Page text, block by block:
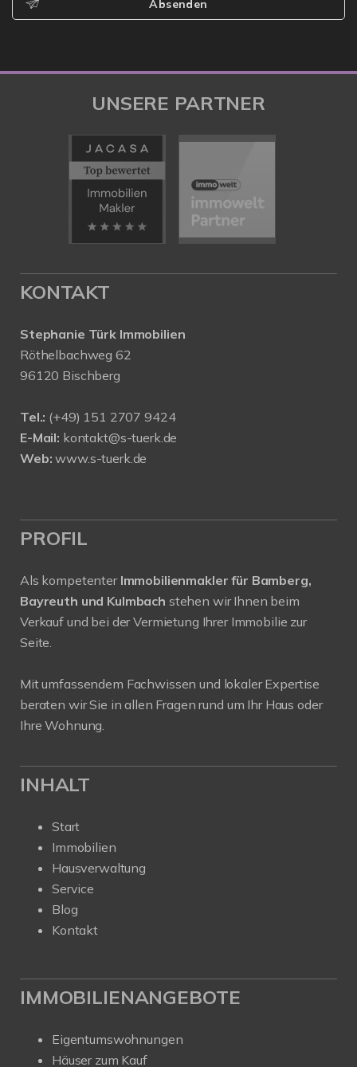
Absenden
UNSERE PARTNER
KONTAKT
Stephanie Türk Immobilien
Röthelbachweg 62
96120 Bischberg
Tel.: (+49) 151 2707 9424
E-Mail: kontakt@s-tuerk.de
Web: www.s-tuerk.de
PROFIL
Als kompetenter Immobilienmakler für Bamberg,
Bayreuth und Kulmbach stehen wir Ihnen beim
Verkauf und bei der Vermietung Ihrer Immobilie zur
Seite.
Mit umfassendem Fachwissen und lokaler Expertise
beraten wir Sie in allen Fragen rund um Ihr Haus oder
Ihre Wohnung.
INHALT
Start
Immobilien
Hausverwaltung
Service
Blog
Kontakt
IMMOBILIENANGEBOTE
Eigentumswohnungen
Häuser zum Kauf